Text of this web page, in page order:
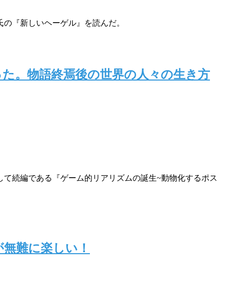
『新しいヘーゲル』を読んだ。
。物語終焉後の世界の人々の生き方
続編である『ゲーム的リアリズムの誕生~動物化するポス
難に楽しい！